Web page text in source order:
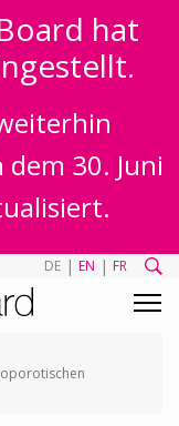
hat
30. Juni
DE | EN | FR